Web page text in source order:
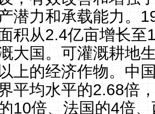
潜力和承载能力。
积从2.4亿亩增长至
大国。可灌溉耕地
上的经济作物。中
平均水平的2.68倍
10倍、法国的4倍